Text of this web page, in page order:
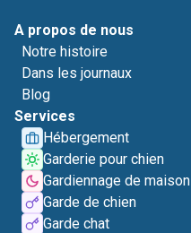
A propos de nous
Notre histoire
Dans les journaux
Blog
Services
Hébergement
Garderie pour chien
Gardiennage de maison
Garde de chien
Garde chat